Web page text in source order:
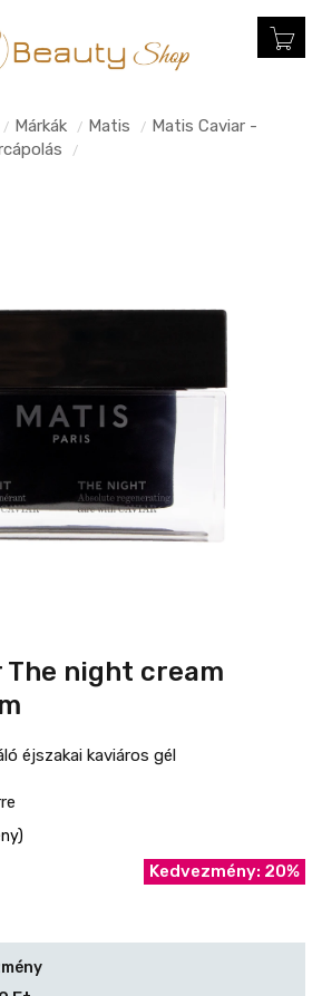
/ Márkák / Matis / Matis Caviar -
/
The night cream
éjszakai kaviáros gél
Kedvezmény: 20%